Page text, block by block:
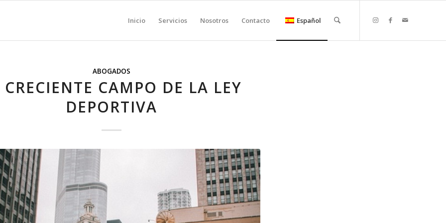
Inicio Servicios Nosotros Contacto Español
ABOGADOS
CRECIENTE CAMPO DE LA LEY
DEPORTIVA